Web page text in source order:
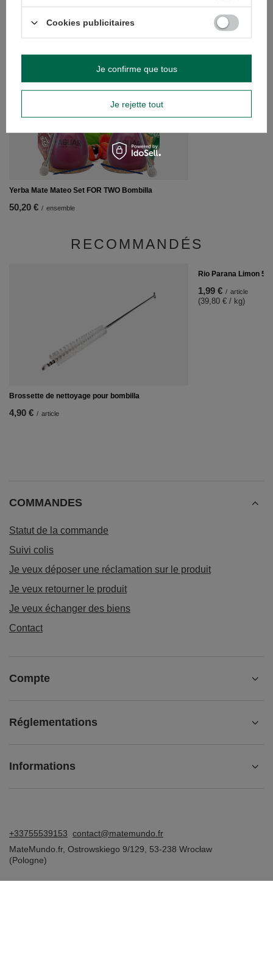
VOIR AUSSI
Yerba Mate Mateo Set FOR TWO Bombilla
50,20 € / ensemble
29,99 €
RECOMMANDÉS
Brossette de nettoyage pour bombilla
4,90 € / article
Rio Parana Limon 50
1,99 € / article
(39,80 € / kg)
COMMANDES
Statut de la commande
Suivi colis
Je veux déposer une réclamation sur le produit
Je veux retourner le produit
Je veux échanger des biens
Contact
Compte
Réglementations
Informations
+33755539153 contact@matemundo.fr
MateMundo.fr, Ostrowskiego 9/129 53-238 Wrocław
(Pologne)
Cookies publicitaires
Je rejette tout
Je confirme que tous